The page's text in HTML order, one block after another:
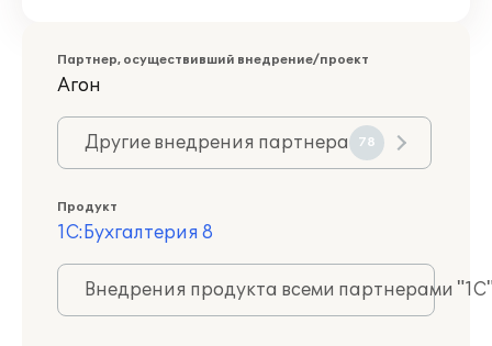
Партнер, осуществивший внедрение/проект
Агон
Другие внедрения партнера 78
Продукт
1С:Бухгалтерия 8
Внедрения продукта всеми партнерами